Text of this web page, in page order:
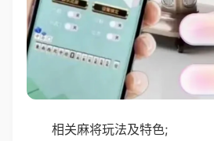
相关麻将玩法及特色;